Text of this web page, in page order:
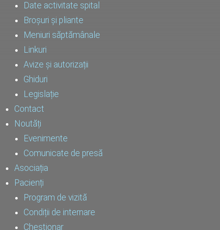
Date activitate spital
Broșuri și pliante
Meniuri săptămânale
Linkuri
Avize și autorizații
Ghiduri
Legislație
Contact
Noutăți
Evenimente
Comunicate de presă
Asociația
Pacienți
Program de vizită
Condiții de internare
Chestionar